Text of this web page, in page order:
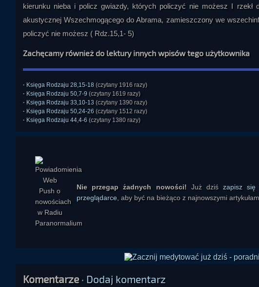
kierunku nieba i policz gwiazdy, których policzyć nie możesz I rzekł
akustycznej Wszechmogącego do Abrama, zamieszczony we
policzyć nie możesz ( Rdz.15,1- 5)
Zachęcamy również do lektury innych wpisów tego użytkownika
· Księga Rodzaju 28,15-18 (czytany 1916 razy)
· Księga Rodzaju 50,7-9 (czytany 1619 razy)
· Księga Rodzaju 33,10-13 (czytany 1390 razy)
· Księga Rodzaju 50,24-26 (czytany 1512 razy)
· Księga Rodzaju 44,4-6 (czytany 1380 razy)
Nie przegap żadnych nowości! Już dziśzapisz się
przeglądarce , aby być na bieżąco z najnowszymi
Komentarze· Dodaj komentarz